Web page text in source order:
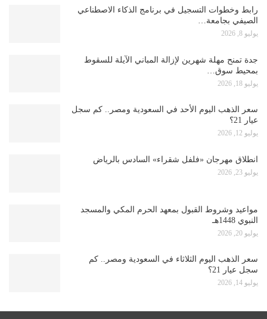
رابط وخطوات التسجيل في برنامج الذكاء الاصطناعي
الصيفي بجامعة…
يوليو 8, 2026
جدة تمنح مهلة شهرين لإزالة المباني الآيلة للسقوط
بمحيط سوق…
يوليو 18, 2026
سعر الذهب اليوم الأحد في السعودية ومصر.. كم سجل
عيار 21؟
يوليو 12, 2026
انطلاق مهرجان «فلفل شقراء» السادس بالرياض
يوليو 23, 2026
مواعيد وشروط القبول بمعهد الحرم المكي والمسجد
النبوي 1448هـ
يوليو 20, 2026
سعر الذهب اليوم الثلاثاء في السعودية ومصر.. كم
سجل عيار 21؟
يوليو 14, 2026